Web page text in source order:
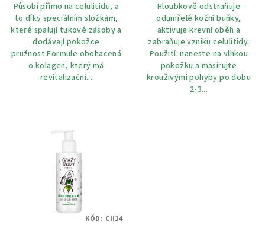
Působí přímo na celulitidu, a
to díky speciálním složkám,
které spalují tukové zásoby a
dodávají pokožce
pružnost.Formule obohacená
o kolagen, který má
revitalizační...
Hloubkově odstraňuje
odumřelé kožní buňky,
aktivuje krevní oběh a
zabraňuje vzniku celulitidy.
Použití: naneste na vlhkou
pokožku a masírujte
krouživými pohyby po dobu
2-3...
KÓD: CH14